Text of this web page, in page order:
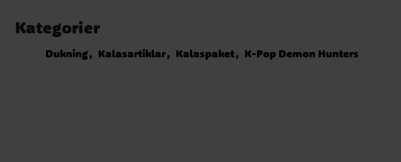
Kategorier
Dukning Kalasartiklar Kalaspaket K-Pop Demon Hunters